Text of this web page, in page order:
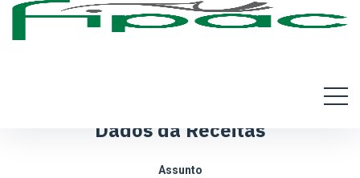
Dados da Receitas
Assunto